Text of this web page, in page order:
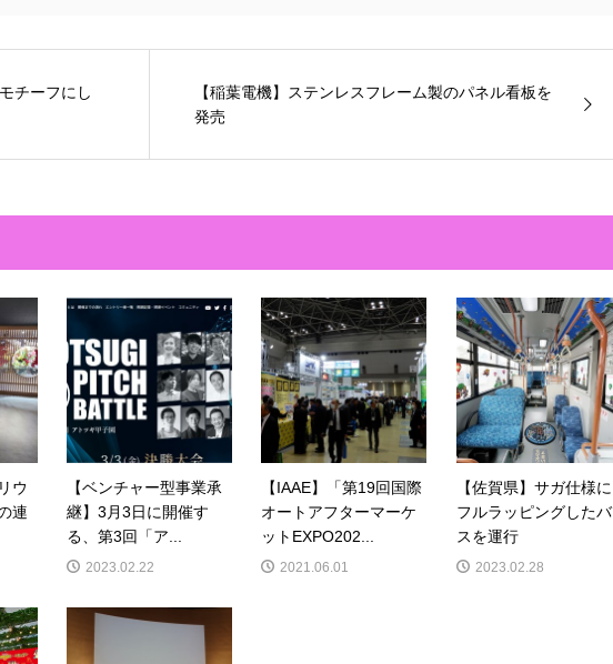
チーフにし
【稲葉電機】ステンレスフレーム製のパネル看板を
発売
ウ
連
【ベンチャー型事業承
継】3月3日に開催す
る、第3回「ア...
2023.02.22
【IAAE】「第19回国際
オートアフターマーケ
ットEXPO202...
2021.06.01
【佐賀県】サガ仕様に
フルラッピングしたバ
スを運行
2023.02.28